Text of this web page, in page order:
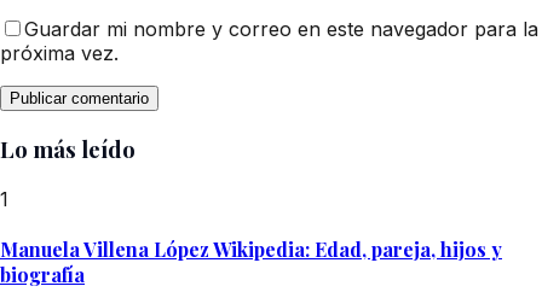
Guardar mi nombre y correo en este navegador para la
próxima vez.
Lo más leído
1
Manuela Villena López Wikipedia: Edad, pareja, hijos y
biografía